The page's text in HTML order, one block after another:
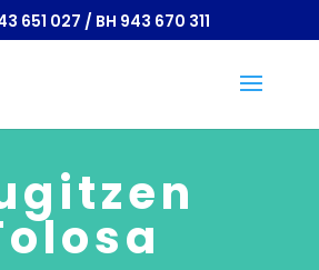
651 027 / BH 943 670 311